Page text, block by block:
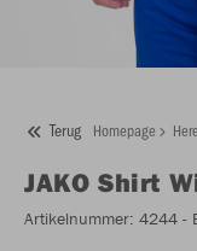
Terug Homepage
JAKO Shirt
Artikelnummer: 4244 -